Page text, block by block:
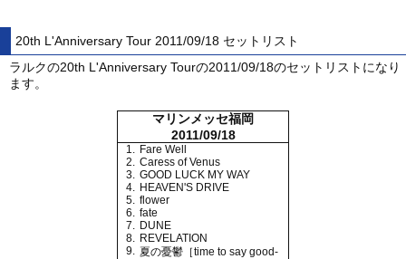
20th L'Anniversary Tour 2011/09/18 セットリスト
ラルクの20th L'Anniversary Tourの2011/09/18のセットリストになり
ます。
マリンメッセ福岡
2011/09/18
1. Fare Well
2. Caress of Venus
3. GOOD LUCK MY WAY
4. HEAVEN'S DRIVE
5. flower
6. fate
7. DUNE
8. REVELATION
9. 夏の憂鬱［time to say good-